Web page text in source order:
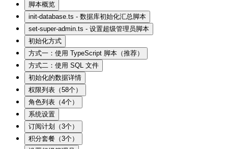
脚本概览
init-database.ts - 数据库初始化汇总脚本
set-super-admin.ts - 设置超级管理员脚本
初始化方式
方式一：使用 TypeScript 脚本（推荐）
方式二：使用 SQL 文件
初始化的数据详情
权限列表（58个）
角色列表（4个）
系统设置
订阅计划（3个）
积分套餐（3个）